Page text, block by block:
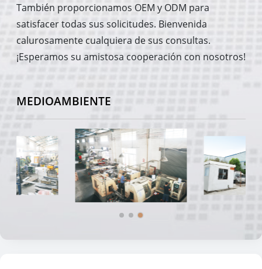
También proporcionamos OEM y ODM para
satisfacer todas sus solicitudes. Bienvenida
calurosamente cualquiera de sus consultas.
¡Esperamos su amistosa cooperación con nosotros!
MEDIOAMBIENTE